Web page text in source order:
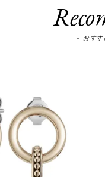
－ おす